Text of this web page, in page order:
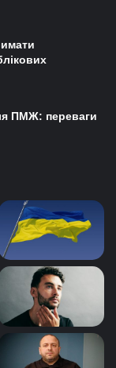
ПМЖ: переваги